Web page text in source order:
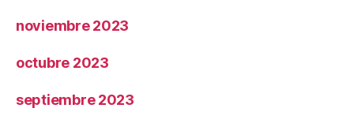
noviembre 2023
octubre 2023
septiembre 2023